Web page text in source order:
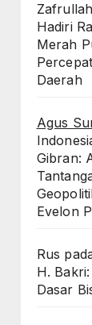
Hadiri
Merah
Daerah
Agus
Gibran:
Evelon
Rus
H.
Dasar